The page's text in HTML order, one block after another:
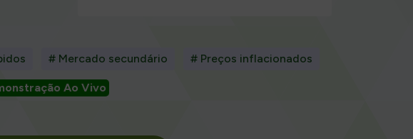
# Mercado secundário # Preços inflacionados
Ao Vivo